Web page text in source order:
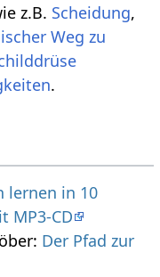
z.B. Scheidung,
Weg zu
.
lernen in 10
MP3-CD
Der Pfad zur